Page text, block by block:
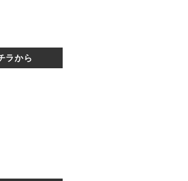
ラから